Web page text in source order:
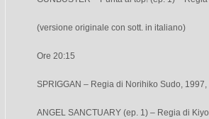
(versione originale con sott. in italiano)
Ore 20:15
SPRIGGAN – Regia di Norihiko Sudo, 1997,
ANGEL SANCTUARY (ep. 1) – Regia di